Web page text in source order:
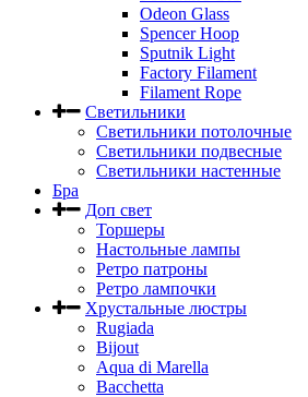
Odeon Glass
Spencer Hoop
Sputnik Light
Factory Filament
Filament Rope
Светильники
Светильники потолочные
Светильники подвесные
Светильники настенные
Бра
Доп свет
Торшеры
Настольные лампы
Ретро патроны
Ретро лампочки
Хрустальные люстры
Rugiada
Bijout
Aqua di Marella
Bacchetta